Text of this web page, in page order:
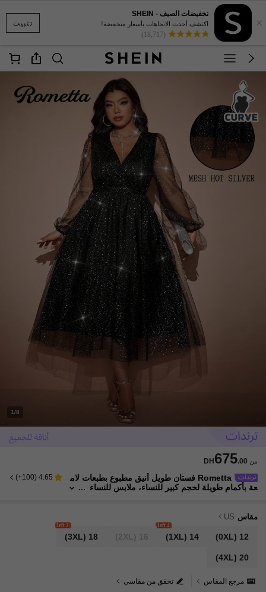
تثبيت ×
تخفيضات الصيف - SHEIN
اكتشف أحدث الاتجاهات بأسعار منخفضة!
(18,717)
1/8
من DH675.00
Rometta فستان طويل أنيق مطبوع بطبعات لام
عة بأكمام طويلة لحجم كبير للنساء، ملابس للنساء
4.65
(
100+
)
مقاس US
12
(0XL)
14
(1XL)
4 left
18
(3XL)
2 left
20
(4XL)
تحقق من مقاسي
مرجع المقاس